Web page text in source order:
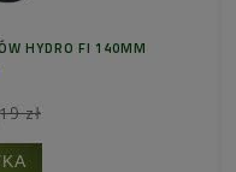
HYDRO FI 140MM
zł